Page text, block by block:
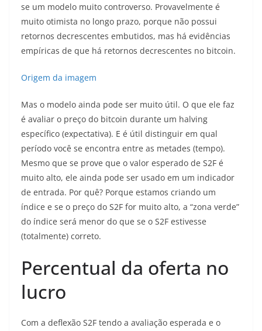
se um modelo muito controverso. Provavelmente é
muito otimista no longo prazo, porque não possui
retornos decrescentes embutidos, mas há evidências
empíricas de que há retornos decrescentes no bitcoin.
Origem da imagem
Mas o modelo ainda pode ser muito útil. O que ele faz
é avaliar o preço do bitcoin durante um halving
específico (expectativa). E é útil distinguir em qual
período você se encontra entre as metades (tempo).
Mesmo que se prove que o valor esperado de S2F é
muito alto, ele ainda pode ser usado em um indicador
de entrada. Por quê? Porque estamos criando um
índice e se o preço do S2F for muito alto, a “zona verde”
do índice será menor do que se o S2F estivesse
(totalmente) correto.
Percentual da oferta no
lucro
Com a deflexão S2F tendo a avaliação esperada e o